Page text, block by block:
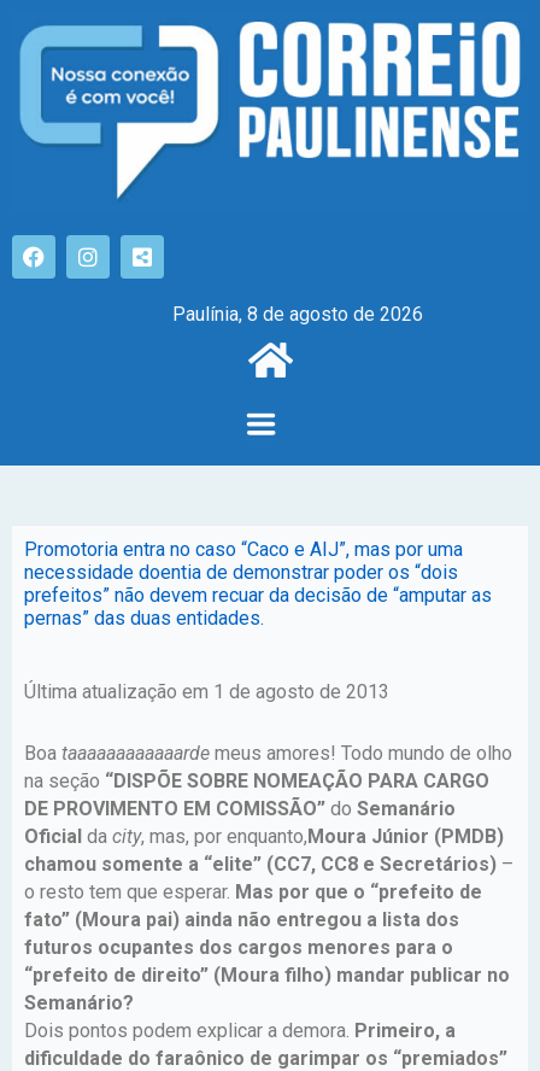
Paulínia, 8 de agosto de 2026
Promotoria entra no caso “Caco e AIJ”, mas por uma
necessidade doentia de demonstrar poder os “dois
prefeitos” não devem recuar da decisão de “amputar as
pernas” das duas entidades.
Última atualização em 1 de agosto de 2013
Boa taaaaaaaaaaaarde meus amores! Todo mundo de olho
na seção “DISPÕE SOBRE NOMEAÇÃO PARA CARGO
DE PROVIMENTO EM COMISSÃO” do Semanário
Oficial da city, mas, por enquanto,Moura Júnior (PMDB)
chamou somente a “elite” (CC7, CC8 e Secretários) –
o resto tem que esperar. Mas por que o “prefeito de
fato” (Moura pai) ainda não entregou a lista dos
futuros ocupantes dos cargos menores para o
“prefeito de direito” (Moura filho) mandar publicar no
Semanário?
Dois pontos podem explicar a demora. Primeiro, a
dificuldade do faraônico de garimpar os “premiados”